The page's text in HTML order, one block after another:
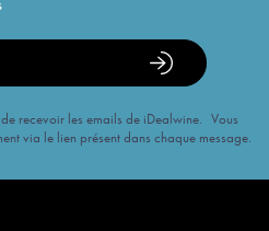
recevoir les emails de iDealwine. Vous
via le lien présent dans chaque message.